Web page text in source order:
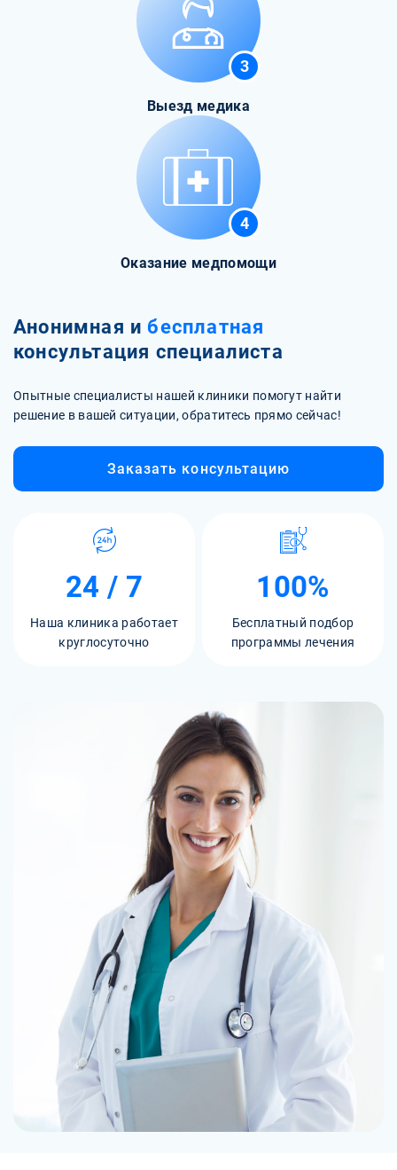
3
Выезд медика
4
Оказание медпомощи
Анонимная и бесплатная
консультация специалиста
Опытные специалисты нашей клиники помогут найти
решение в вашей ситуации, обратитесь прямо сейчас!
Заказать консультацию
24 / 7
Наша клиника работает
круглосуточно
100%
Бесплатный подбор
программы лечения